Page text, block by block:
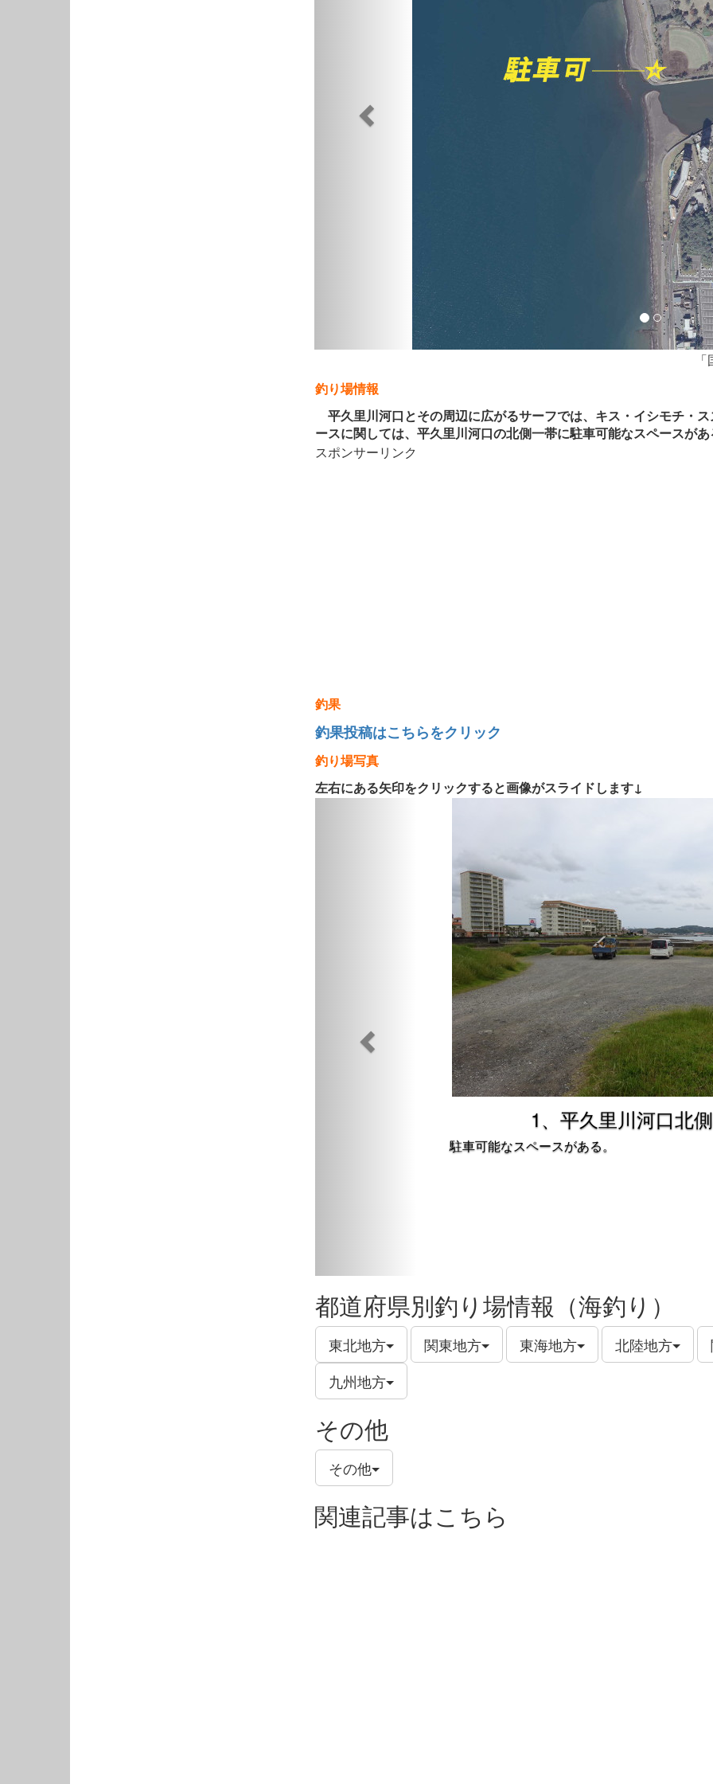
釣り場情報
平久里川河口とその周辺に広がるサーフでは、キス・イシモチ・
ースに関しては、平久里川河口の北側一帯に駐車可能なスペースが
スポンサーリンク
釣果
釣果投稿はこちらをクリック
釣り場写真
左右にある矢印をクリックすると画像がスライドします↓
1、平久里川河口北
駐車可能なスペースがある。
都道府県別釣り場情報（海釣り）
東北地方 関東地方 東海地方 北陸地方
九州地方
その他
その他
関連記事はこちら